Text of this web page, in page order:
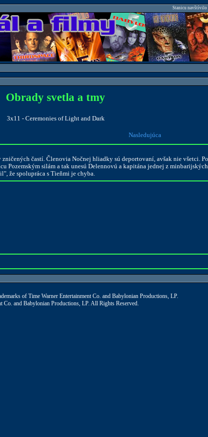
Stanicu
Obrady svetla a tmy
3x11 - Ceremonies of Light and Dark
Nasledujúca
častí. Členovia Nočnej hliadky sú deportovaní, avšak nie všetci.
Pozemským silám a tak unesú Delennovú a kapitána jednej z
že spolupráca s Tieňmi je chyba.
of Time Warner Entertainment Co. and Babylonian Productions, LP.
Co. and Babylonian Productions, LP. All Rights Reserved.